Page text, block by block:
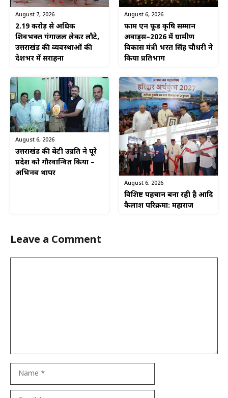
August 7, 2026
2.19 करोड़ से अधिक
शिवभक्त गंगाजल लेकर लौटे,
उत्तराखंड की व्यवस्थाओं की
देशभर में सराहना
August 6, 2026
फार्म एन फूड कृषि सम्मान
अवार्ड्स–2026 में ग्रामीण
विकास मंत्री भरत सिंह चौधरी ने
किया प्रतिभाग
August 6, 2026
उत्तराखंड की बेटी उन्नति ने पूरे
प्रदेश को गौरवान्वित किया –
अभिनव थापर
August 6, 2026
विशिष्ट पहचान बना रही है आदि
कैलाश परिक्रमा: महाराज
Leave a Comment